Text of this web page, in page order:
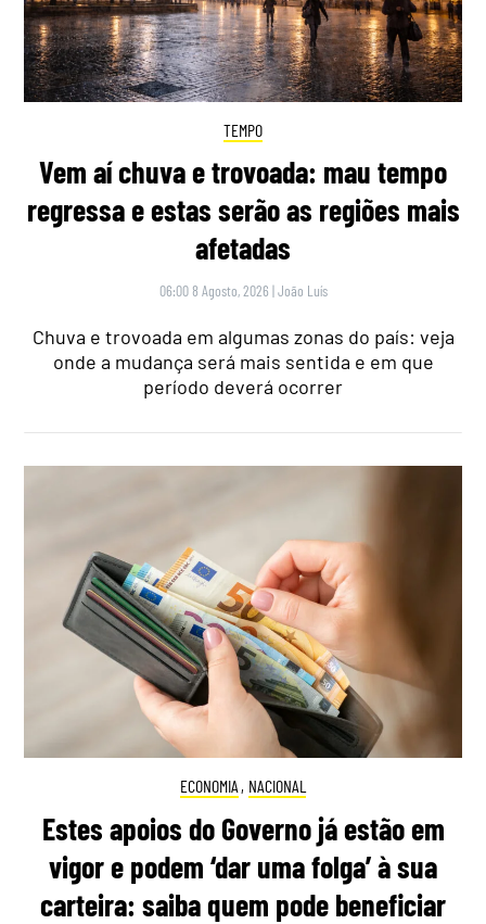
TEMPO
Vem aí chuva e trovoada: mau tempo
regressa e estas serão as regiões mais
afetadas
06:00 8 Agosto, 2026 |João Luís
Chuva e trovoada em algumas zonas do país: veja
onde a mudança será mais sentida e em que
período deverá ocorrer
ECONOMIA , NACIONAL
Estes apoios do Governo já estão em
vigor e podem ‘dar uma folga’ à sua
carteira: saiba quem pode beneficiar